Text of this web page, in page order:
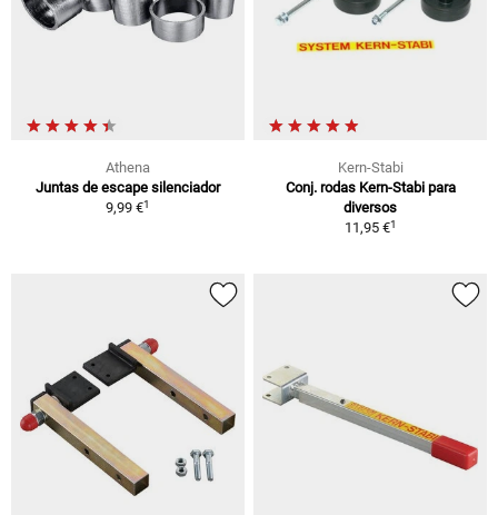
Athena
Juntas de escape silenciador
9,99 €1
Kern-Stabi
Conj. rodas Kern-Stabi para
diversos
11,95 €1